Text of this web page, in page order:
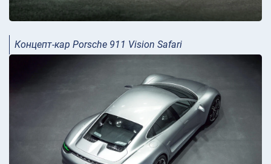
Концепт-кар Porsche 911 Vision Safari